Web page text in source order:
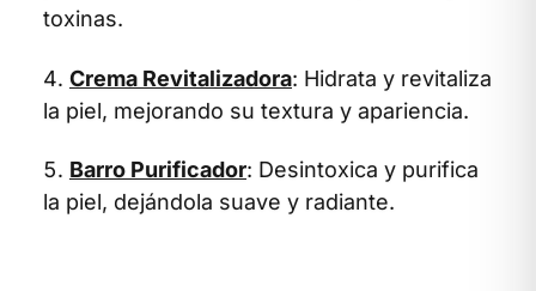
toxinas.
Crema Revitalizadora: Hidrata y revitaliza
la piel, mejorando su textura y apariencia.
Barro Purificador: Desintoxica y purifica
la piel, dejándola suave y radiante.